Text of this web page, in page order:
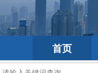
首页
您的当前位置：首页>地震频道